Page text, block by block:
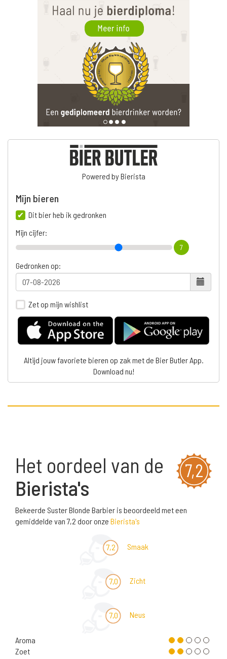
Powered by Bierista
Mijn bieren
Dit bier heb ik gedronken
Mijn cijfer:
7
Gedronken op:
Zet op mijn wishlist
Altijd jouw favoriete bieren op zak met de Bier Butler App.
Download nu!
7,2
Het oordeel van de
Bierista's
Bekeerde Suster Blonde Barbier is beoordeeld met een
gemiddelde van 7,2 door onze Bierista's
7,2 Smaak
7,0 Zicht
7,0 Neus
Aroma
Zoet